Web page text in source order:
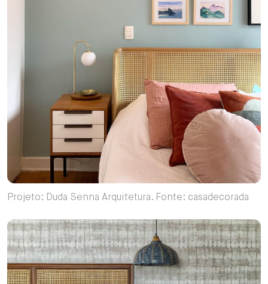
Projeto: Duda Senna Arquitetura. Fonte: casadecorada